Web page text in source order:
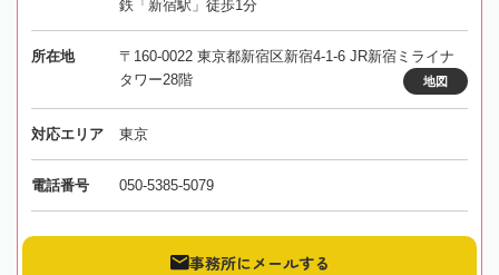
鉄「新宿駅」徒歩1分
所在地
〒160-0022 東京都新宿区新宿4-1-6 JR新宿ミライナ
タワー28階
地図
対応エリア 東京
電話番号 050-5385-5079
事務所にメールする